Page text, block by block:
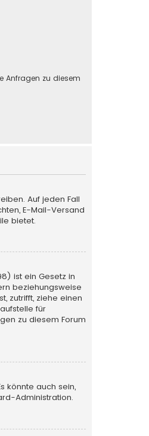
Anfragen zu diesem
Auf jeden Fall
E-Mail-Versand
bietet.
ist ein Gesetz in
beziehungsweise
zutrifft, ziehe einen
für
zu diesem Forum
könnte auch sein,
Administration.